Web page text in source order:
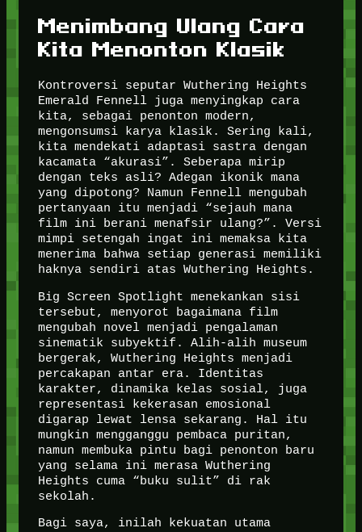
Menimbang Ulang Cara
Kita Menonton Klasik
Kontroversi seputar Wuthering Heights
Emerald Fennell juga menyingkap cara
kita, sebagai penonton modern,
mengonsumsi karya klasik. Sering kali,
kita mendekati adaptasi sastra dengan
kacamata “akurasi”. Seberapa mirip
dengan teks asli? Adegan ikonik mana
yang dipotong? Namun Fennell mengubah
pertanyaan itu menjadi “sejauh mana
film ini berani menafsir ulang?”. Versi
mimpi setengah ingat ini memaksa kita
menerima bahwa setiap generasi memiliki
haknya sendiri atas Wuthering Heights.
Big Screen Spotlight menekankan sisi
tersebut, menyorot bagaimana film
mengubah novel menjadi pengalaman
sinematik subyektif. Alih-alih museum
bergerak, Wuthering Heights menjadi
percakapan antar era. Identitas
karakter, dinamika kelas sosial, juga
representasi kekerasan emosional
digarap lewat lensa sekarang. Hal itu
mungkin mengganggu pembaca puritan,
namun membuka pintu bagi penonton baru
yang selama ini merasa Wuthering
Heights cuma “buku sulit” di rak
sekolah.
Bagi saya, inilah kekuatan utama